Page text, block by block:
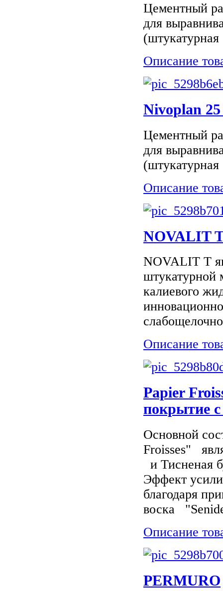
Цементный
для
(штукатурная
Описание
Nivoplan
Цементный
для
(штукатурная
Описание
NOVALIT
NOVALIT T
штукатурной
калиевого
Описание
Papier
покрытие
Основной
Froisses"
и Тисненая
Эффект
благодаря
воска
Описание
PERMURO